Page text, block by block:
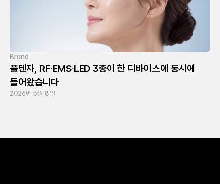
Brand
풀텐자, RF·EMS·LED 3종이 한 디바이스에 동시에
들어왔습니다
2026년 5월 8일